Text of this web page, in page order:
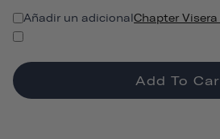
Añadir un adicionalChapter
Add To